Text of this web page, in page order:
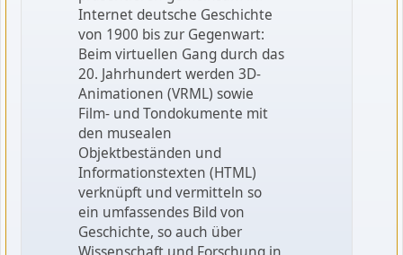
Internet deutsche Geschichte
von 1900 bis zur Gegenwart:
Beim virtuellen Gang durch das
20. Jahrhundert werden 3D-
Animationen (VRML) sowie
Film- und Tondokumente mit
den musealen
Objektbeständen und
Informationstexten (HTML)
verknüpft und vermitteln so
ein umfassendes Bild von
Geschichte, so auch über